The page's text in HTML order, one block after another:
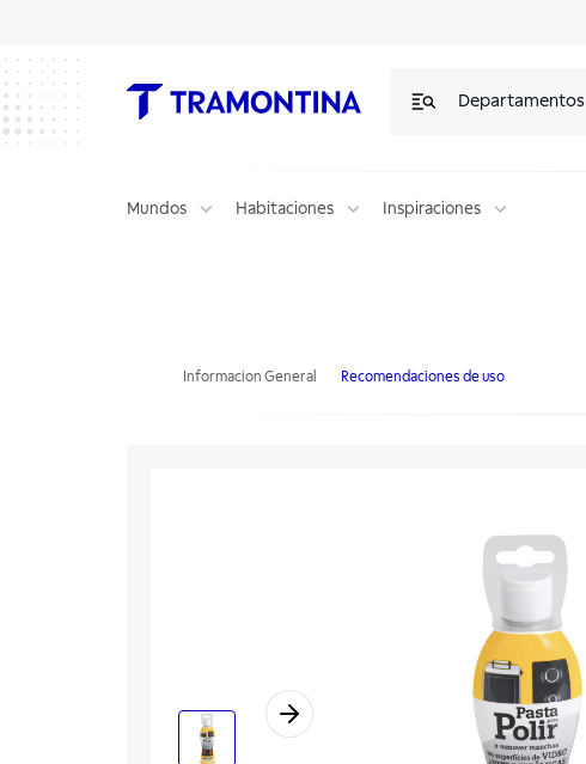
Departamentos
Mundos Habitaciones Inspiraciones
Informacion General Recomendaciones de uso